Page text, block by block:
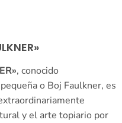
, conocido
o Boj Faulkner, es
y el arte topiario por